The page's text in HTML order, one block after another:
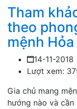
Tham
theo
mệnh Hỏa
14-11-2018
Lượt xem:
Gia chủ mang
hướng nào và